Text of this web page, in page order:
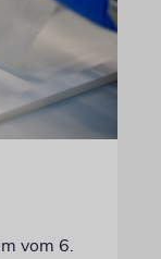
vom 6.